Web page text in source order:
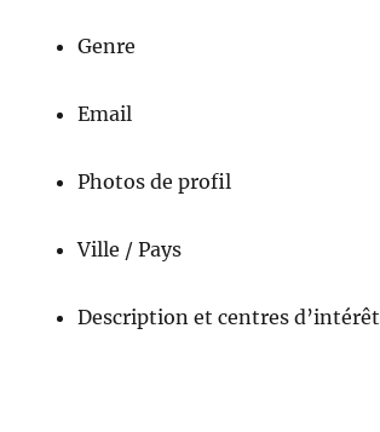
Genre
Email
Photos de profil
Ville / Pays
Description et centres d’intérêt